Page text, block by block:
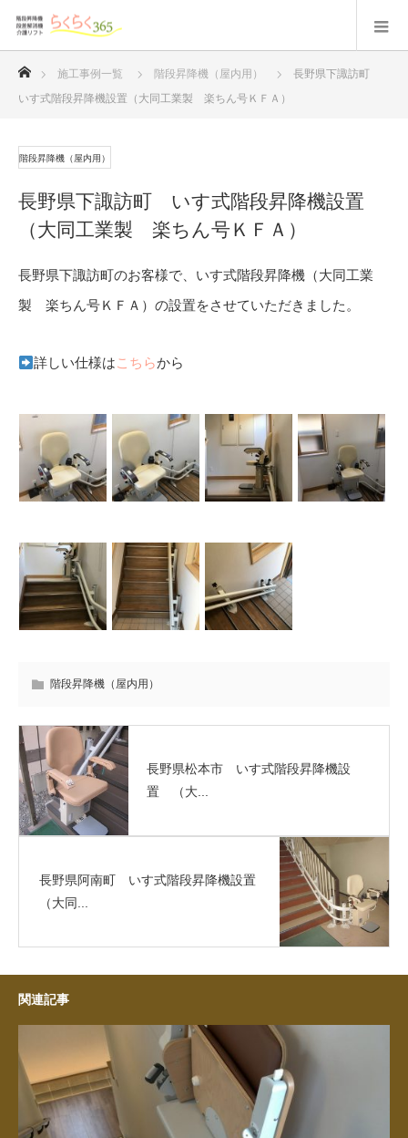
ホーム
施工事例一覧 階段昇降機（屋内用）
長野県下諏訪町
いす式階段昇降機設置（大同工業製 楽ちん号ＫＦＡ）
階段昇降機（屋内用）
長野県下諏訪町 いす式階段昇降機設置
（大同工業製 楽ちん号ＫＦＡ）
長野県下諏訪町のお客様で、いす式階段昇降機（大同工業
製 楽ちん号ＫＦＡ）の設置をさせていただきました。
詳しい仕様はこちらから
階段昇降機（屋内用）
長野県松本市 いす式階段昇降機設
置 （大...
長野県阿南町 いす式階段昇降機設置
（大同...
関連記事